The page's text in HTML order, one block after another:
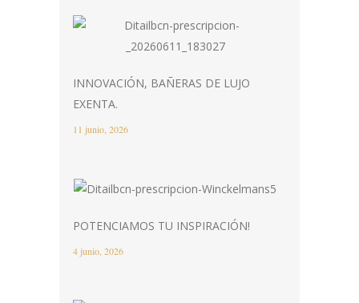
INNOVACIÓN, BAÑERAS DE LUJO
EXENTA.
11 junio, 2026
POTENCIAMOS TU INSPIRACIÓN!
4 junio, 2026